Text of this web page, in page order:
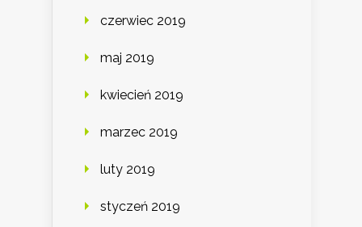
czerwiec 2019
maj 2019
kwiecień 2019
marzec 2019
luty 2019
styczeń 2019